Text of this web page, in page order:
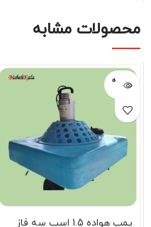
محصولات مشابه
فروخته
شده
پمپ هواده 1.5 اسب سه فاز